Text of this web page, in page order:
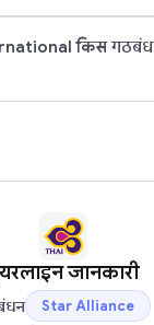
किस
जानकारी
Star Alliance